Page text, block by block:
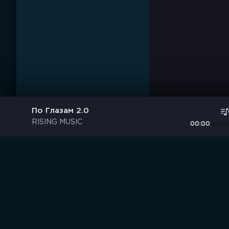
По Глазам 2.0
RISING MUSIC 00:00